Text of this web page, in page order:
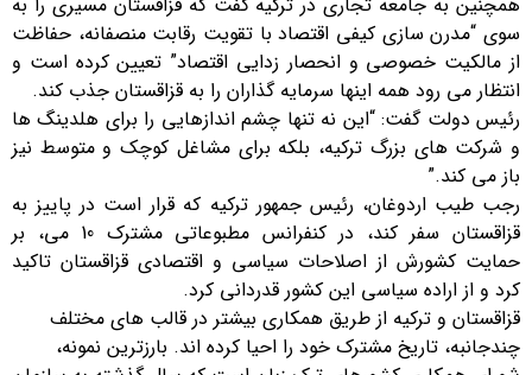
سوی “مدرن سازی کیفی اقتصاد با تقویت رقابت منصفانه، حفاظت
از مالکیت خصوصی و انحصار زدایی اقتصاد” تعیین کرده است و
انتظار می رود همه اینها سرمایه گذاران را به قزاقستان جذب کند.
رئیس دولت گفت: “این نه تنها چشم اندازهایی را برای هلدینگ ها
و شرکت های بزرگ ترکیه، بلکه برای مشاغل کوچک و متوسط نیز
باز می کند.”
رجب طیب اردوغان، رئیس جمهور ترکیه که قرار است در پاییز به
قزاقستان سفر کند، در کنفرانس مطبوعاتی مشترک 10 می، بر
حمایت کشورش از اصلاحات سیاسی و اقتصادی قزاقستان تاکید
کرد و از اراده سیاسی این کشور قدردانی کرد.
قزاقستان و ترکیه از طریق همکاری بیشتر در قالب های مختلف
چندجانبه، تاریخ مشترک خود را احیا کرده اند. بارزترین نمونه،